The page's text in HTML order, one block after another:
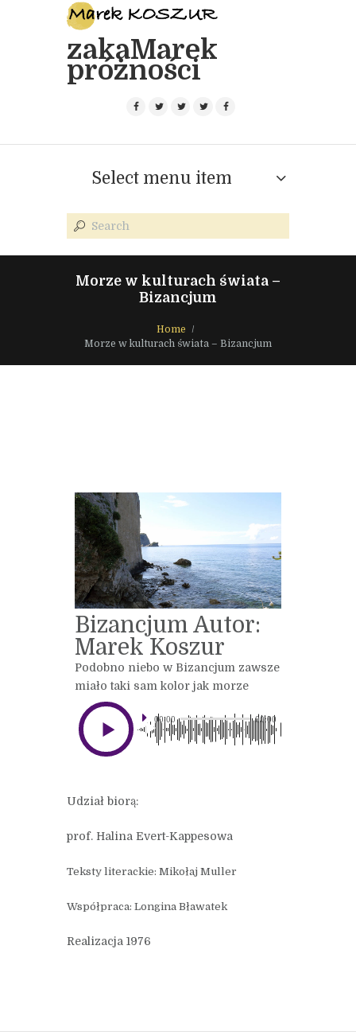
zakaMarek
próżności
Select menu item
Morze w kulturach świata –
Bizancjum
Home
Morze w kulturach świata – Bizancjum
Bizancjum Autor:
Marek Koszur
Podobno niebo w Bizancjum zawsze
miało taki sam kolor jak morze
00:00 00:00
Udział biorą:
prof. Halina Evert-Kappesowa
Teksty literackie: Mikołaj Muller
Współpraca: Longina Bławatek
Realizacja 1976